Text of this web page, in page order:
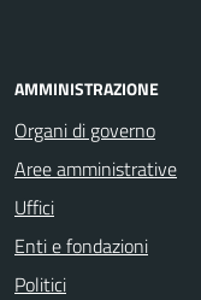
AMMINISTRAZIONE
Organi di governo
Aree amministrative
Uffici
Enti e fondazioni
Politici